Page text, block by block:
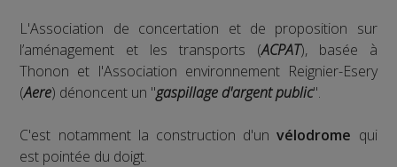
L'Association de concertation et de proposition sur
l’aménagement et les transports (ACPAT), basée à
Thonon et l'Association environnement Reignier-Esery
(Aere) dénoncent un "gaspillage d'argent public".
C'est notamment la construction d'unvélodrome qui
est pointée du doigt.